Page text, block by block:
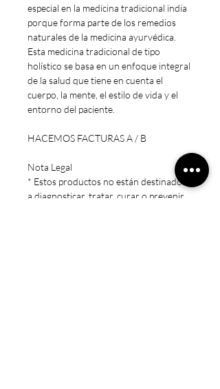
especial en la medicina tradicional india
porque forma parte de los remedios
naturales de la medicina ayurvédica.
Esta medicina tradicional de tipo
holístico se basa en un enfoque integral
de la salud que tiene en cuenta el
cuerpo, la mente, el estilo de vida y el
entorno del paciente.
HACEMOS FACTURAS A / B
Nota Legal
* Estos productos no están destinados
a diagnosticar, tratar, curar o prevenir